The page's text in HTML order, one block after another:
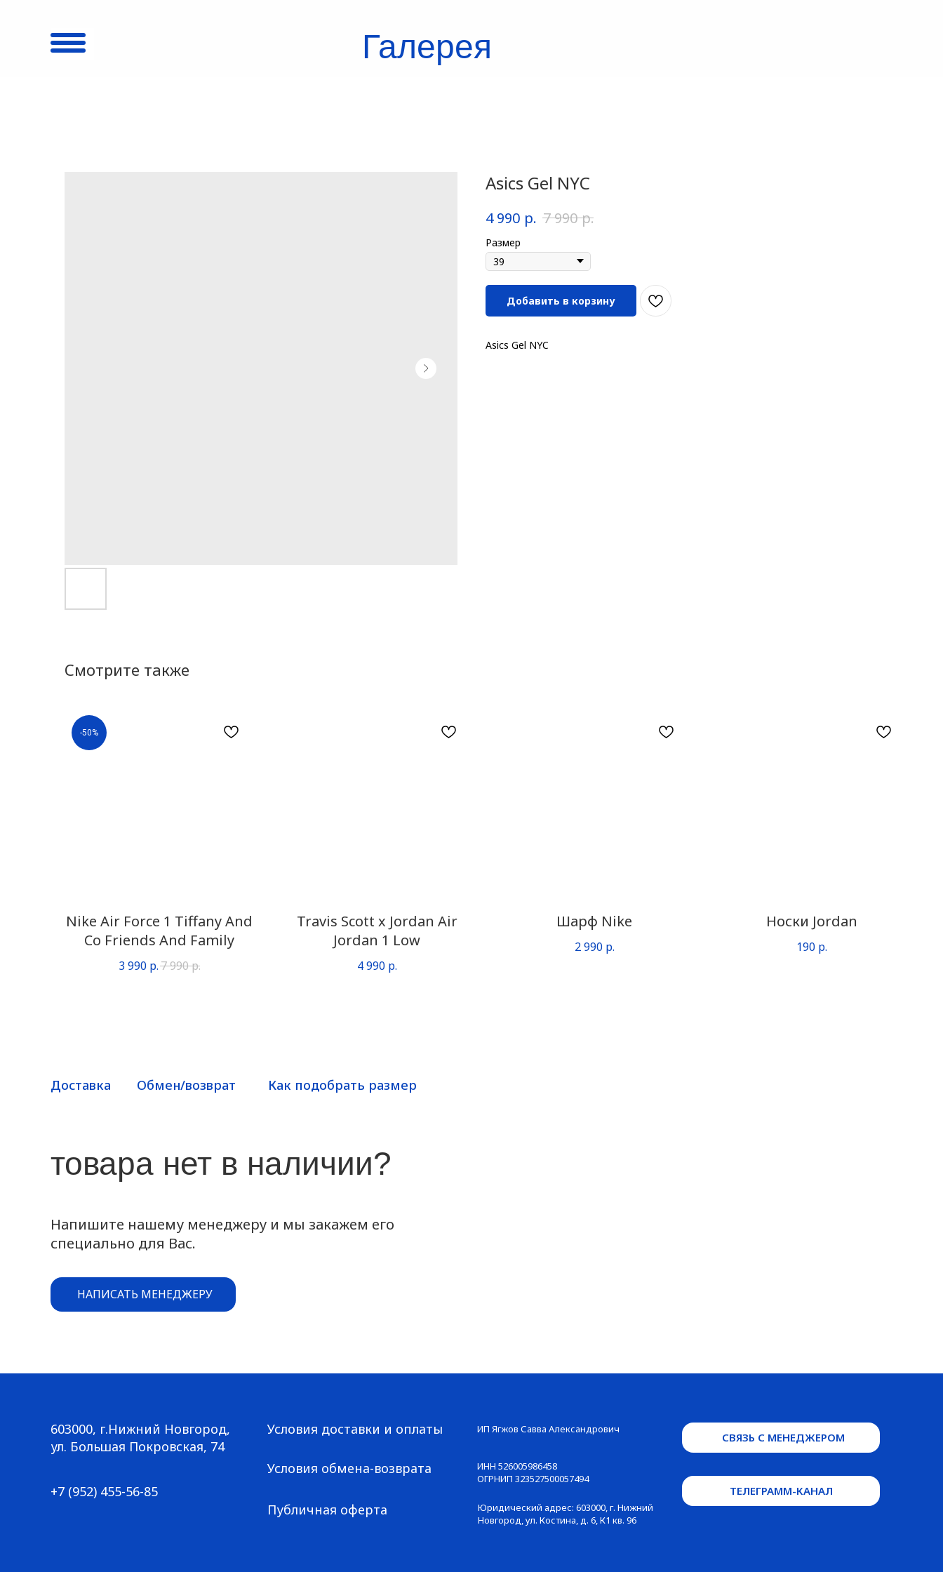
Галерея
Asics Gel NYC
4 990 р. 7 990 р.
Размер
Добавить в корзину
Asics Gel NYC
Смотрите также
-50%
Nike Air Force 1 Tiffany And
Co Friends And Family
3 990 р.7 990р.
Travis Scott x Jordan Air
Jordan 1 Low
4 990 р.
Шарф Nike
2 990 р.
Носки Jordan
190 р.
Доставка Обмен/возврат Как подобрать размер
товара нет в наличии?
Напишите нашему менеджеру и мы закажем его
специально для Вас.
НАПИСАТЬ МЕНЕДЖЕРУ
Большая Покровская, 74
603000, г.Нижний Новгород,
ул. Большая Покровская, 74
+7 (952) 455-56-85
Условия доставки и оплаты
Условия обмена-возврата
Публичная оферта
СВЯЗЬ С МЕНЕДЖЕРОМ
ТЕЛЕГРАММ-КАНАЛ
ИП Ягжов Савва Александрович
ИНН 526005986458
ОГРНИП 323527500057494
Юридический адрес: 603000, г. Нижний
Новгород, ул. Костина, д. 6, К1 кв. 96